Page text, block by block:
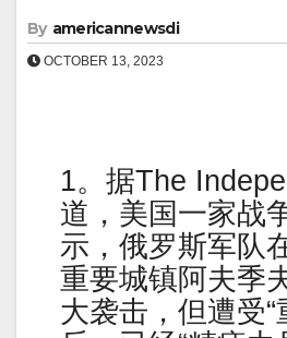
By americannewsdi
OCTOBER 13, 2023
1。据The
道，美国一家战
示，俄罗斯军队
重要城镇阿夫季
大袭击，但遭受“